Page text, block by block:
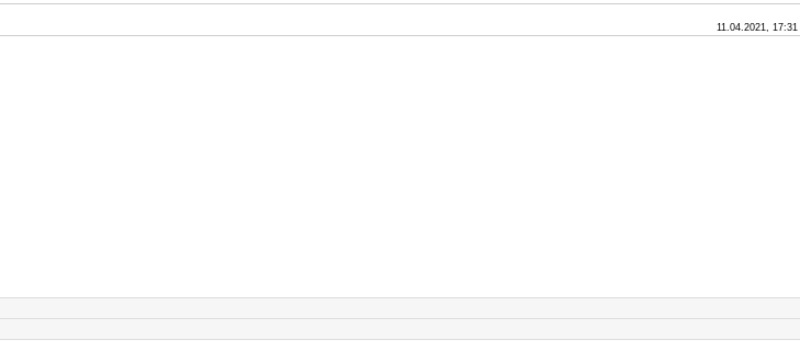
11.04.2021, 17:31